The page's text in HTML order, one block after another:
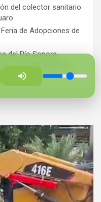
del colector sanitario
de Adopciones de
del Río Sonora
construcción de